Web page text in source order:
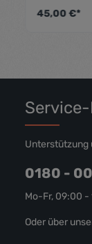
gubergren,
kasd
45,00 €*
Unterstützung
0180 -
Mo-Fr, 09:00 -
Oder über